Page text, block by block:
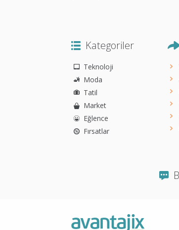
Kategoriler
Teknoloji
Moda
Tatil
Market
Eğlence
Fırsatlar